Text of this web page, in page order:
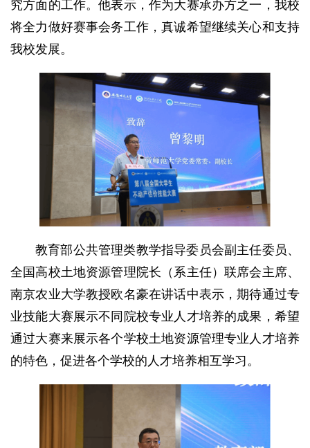
究方面的工作。他表示，作为大赛承办方之一，我校
将全力做好赛事会务工作，真诚希望继续关心和支持
我校发展。
教育部公共管理类教学指导委员会副主任委员、
全国高校土地资源管理院长（系主任）联席会主席、
南京农业大学教授欧名豪在讲话中表示，期待通过专
业技能大赛展示不同院校专业人才培养的成果，希望
通过大赛来展示各个学校土地资源管理专业人才培养
的特色，促进各个学校的人才培养相互学习。